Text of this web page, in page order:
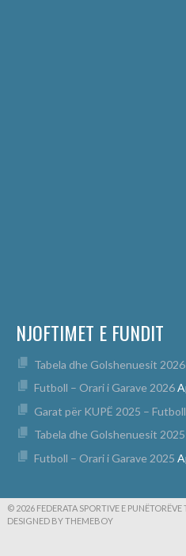
NJOFTIMET E FUNDIT
Tabela dhe Golshenuesit 2026
Futboll – Orari i Garave 2026
Garat për KUPË 2025 – Futboll
Tabela dhe Golshenuesit 2025
Futboll – Orari i Garave 2025
© 2026 FEDERATA SPORTIVE E PUNËTORËVE
DESIGNED BY THEMEBOY